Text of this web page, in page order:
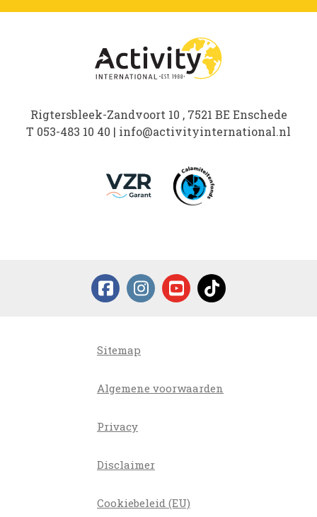
Rigtersbleek-Zandvoort 10 , 7521 BE Enschede
T 053-483 10 40 | info@activityinternational.nl
Sitemap
Algemene voorwaarden
Privacy
Disclaimer
Cookiebeleid (EU)